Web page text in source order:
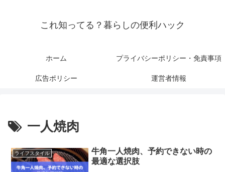
これ知ってる？暮らしの便利ハック
ホーム プライバシーポリシー・免責事項
広告ポリシー 運営者情報
一人焼肉
ライフスタイル
牛角一人焼肉、予約できない時の
最適な選択肢